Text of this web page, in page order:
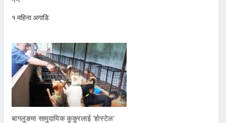
१ महिना अगाडि
बागलुङमा सामुदायिक कुकुरलाई ‘होस्टेल’